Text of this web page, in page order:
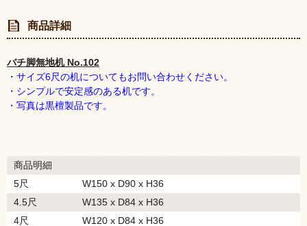
商品詳細
バチ脚無地机 No.102
・サイズ6尺の机についてもお問い合わせください。
・シンプルで安定感のある机です。
・写真は黒檀製品です。
商品明細
5尺
W150 x D90 x H36
4.5尺
W135 x D84 x H36
4尺
W120 x D84 x H36